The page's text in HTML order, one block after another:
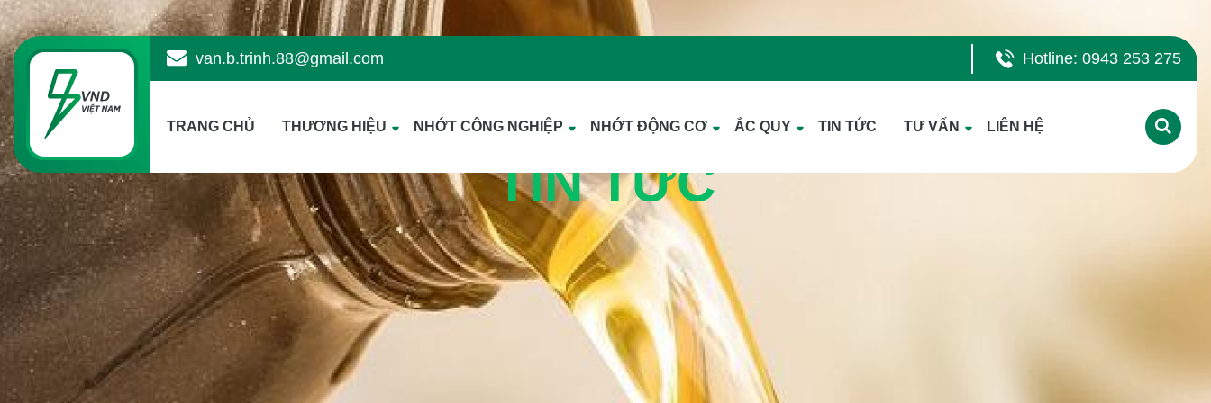
van.b.trinh.88@gmail.com Hotline: 0943 253 275
TRANG CHỦ THƯƠNG HIỆU NHỚT CÔNG NGHIỆP NHỚT ĐỘNG CƠ ẮC QUY TIN TỨC TƯ VẤN LIÊN HỆ
TIN TỨC